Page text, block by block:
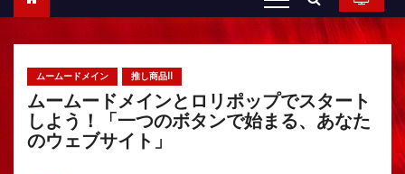
ムームードメイン 推し商品II
ムームードメインとロリポップでスタート
しよう！「一つのボタンで始まる、あなた
のウェブサイト」